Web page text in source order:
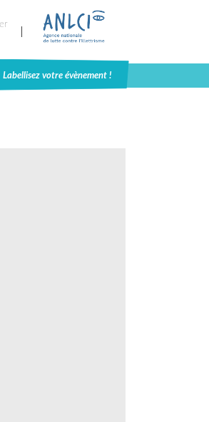
Labellisez votre évènement !